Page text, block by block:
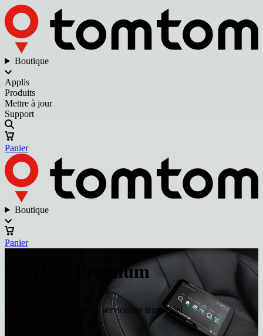
Boutique
Applis
Produits
Mettre à jour
Support
Panier
Boutique
Panier
Services Premium
Une offre unique pour les services en temps réel